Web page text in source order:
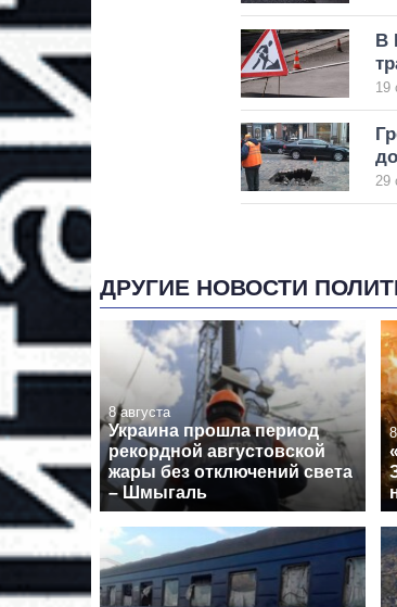
В
19
29
ДРУГИЕ НОВОСТИ
8 августа
Украина прошла период
рекордной августовской
жары без отключений света
– Шмыгаль